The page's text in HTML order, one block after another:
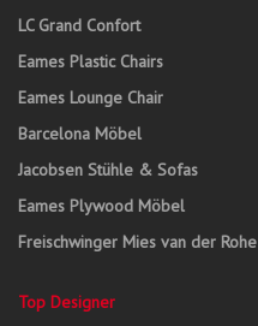
LC Grand Confort
Eames Plastic Chairs
Eames Lounge Chair
Barcelona Möbel
Jacobsen Stühle & Sofas
Eames Plywood Möbel
Freischwinger Mies van der Rohe
Top Designer